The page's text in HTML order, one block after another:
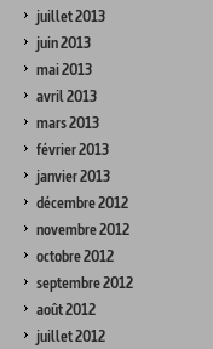
juillet 2013
juin 2013
mai 2013
avril 2013
mars 2013
février 2013
janvier 2013
décembre 2012
novembre 2012
octobre 2012
septembre 2012
août 2012
juillet 2012